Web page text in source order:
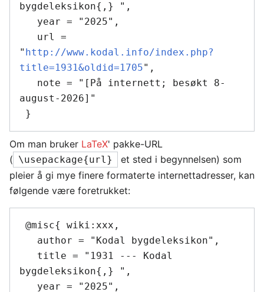
bygdeleksikon{,} ",
" http://www.kodal.info/index.php?
title=1931&oldid=1705",
august-2026]"
Om man bruker LaTeX' pakke-URL
( \usepackage{url}
et sted i begynnelsen) som
pleier å gi mye finere formaterte internettadresser, kan
følgende være foretrukket:
bygdeleksikon{,} ",